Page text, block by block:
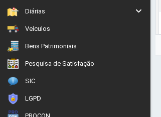
Diárias
Veículos
Bens Patrimoniais
Pesquisa de Satisfação
SIC
LGPD